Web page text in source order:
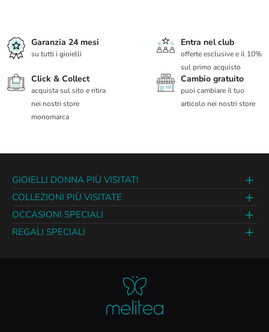
Garanzia 24 mesi
su tutti i gioielli
Entra nel club
offerte esclusive e il 10%
sul primo acquisto
Click & Collect
acquista sul sito e ritira
nei nostri store
monomarca
Cambio gratuito
puoi cambiare il tuo
articolo nei nostri store
GIOIELLI DONNA PIÙ VISITATI
COLLEZIONI PIÙ VISITATE
OCCASIONI SPECIALI
REGALI SPECIALI